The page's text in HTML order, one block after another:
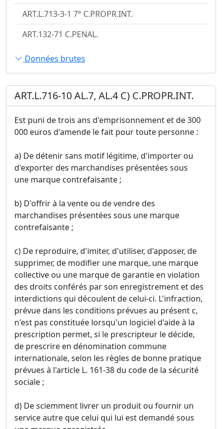
ART.L.713-3-1 7° C.PROPR.INT.
ART.132-71 C.PENAL.
Données brutes
ART.L.716-10 AL.7, AL.4 C) C.PROPR.INT.
Est puni de trois ans d'emprisonnement et de 300
000 euros d'amende le fait pour toute personne :
a) De détenir sans motif légitime, d'importer ou
d'exporter des marchandises présentées sous
une marque contrefaisante ;
b) D'offrir à la vente ou de vendre des
marchandises présentées sous une marque
contrefaisante ;
c) De reproduire, d'imiter, d'utiliser, d'apposer, de
supprimer, de modifier une marque, une marque
collective ou une marque de garantie en violation
des droits conférés par son enregistrement et des
interdictions qui découlent de celui-ci. L'infraction,
prévue dans les conditions prévues au présent c,
n'est pas constituée lorsqu'un logiciel d'aide à la
prescription permet, si le prescripteur le décide,
de prescrire en dénomination commune
internationale, selon les règles de bonne pratique
prévues à l'article L. 161-38 du code de la sécurité
sociale ;
d) De sciemment livrer un produit ou fournir un
service autre que celui qui lui est demandé sous